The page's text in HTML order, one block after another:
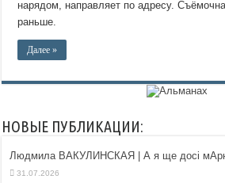
нарядом, направляет по адресу.
раньше.
Далее »
НОВЫЕ ПУБЛИКАЦИИ:
Людмила ВАКУЛИНСКАЯ | А я ще досі
31.07.2026